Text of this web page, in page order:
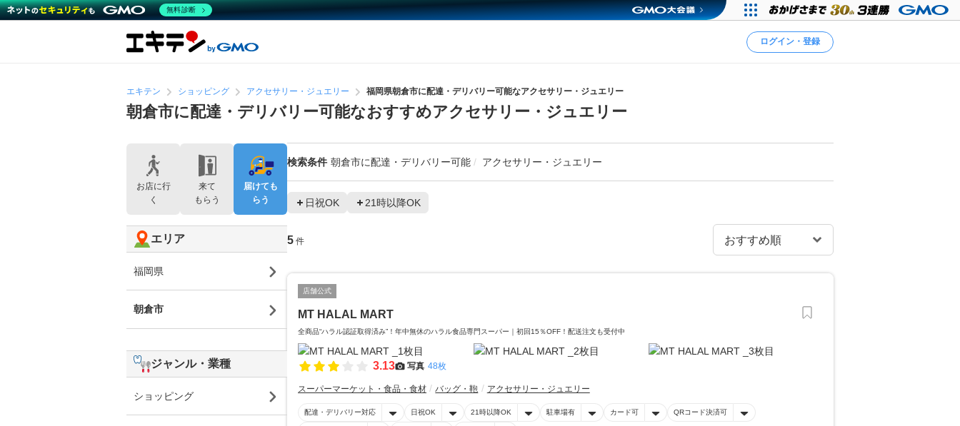
ログイン・登録
エキテン ショッピング アクセサリー・ジュエリー 福岡県朝倉市に配達・デリバリー可能なアクセサリー・ジュエリー
朝倉市に配達・デリバリー可能なおすすめアクセサリー・ジュエリー
検索条件 朝倉市に配達・デリバリー可能 アクセサリー・ジュエリー
日祝OK 21時以降OK
5 件
店舗公式
MT HALAL MART
全商品“ハラル認証取得済み”！年中無休のハラル食品専門スーパー｜初回15％OFF！配送注文も受付中
3.13 写真 48枚
スーパーマーケット・食品・食材 バッグ・鞄 アクセサリー・ジュエリー
配達・デリバリー対応 日祝OK 21時以降OK 駐車場有 カード可 QRコード決済可
お店に行
く
来て
もらう
届けても
らう
エリア
福岡県
朝倉市
ジャンル・業種
ショッピング
無料診断